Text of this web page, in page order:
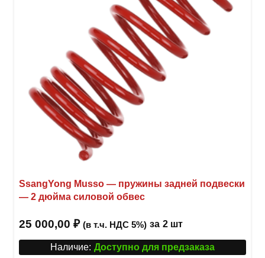
SsangYong Musso — пружины задней подвески
— 2 дюйма силовой обвес
25 000,00 ₽ (в т.ч. НДС 5%) за 2 шт
Наличие: Доступно для предзаказа